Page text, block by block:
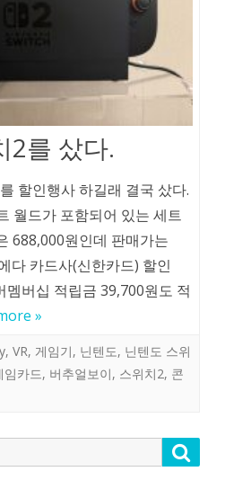
2를 샀다.
할인행사 하길래 결국 샀다.
월드가 포함되어 있는 세트
688,000원인데 판매가는
다 카드사(신한카드) 할인
버십 적립금 39,700원도 적
»
, VR, 게임기, 닌텐도, 닌텐도 스위
임카드, 버추얼보이, 스위치2, 콘